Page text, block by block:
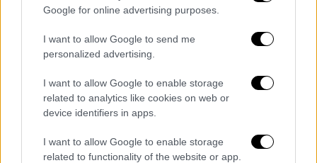
Google for online advertising purposes.
I want to allow Google to send me
personalized advertising.
I want to allow Google to enable storage
related to analytics like cookies on web or
device identifiers in apps.
I want to allow Google to enable storage
related to functionality of the website or app.
προσώπου του, ο ηθοποιός δεν πέρασε
παρατηρητικούς επιβάτες.
Tom Hanks leaves fans stunned as
he braves the subway alongside
everyday New Yorkers
https://t.co/JzpKzoCNQz